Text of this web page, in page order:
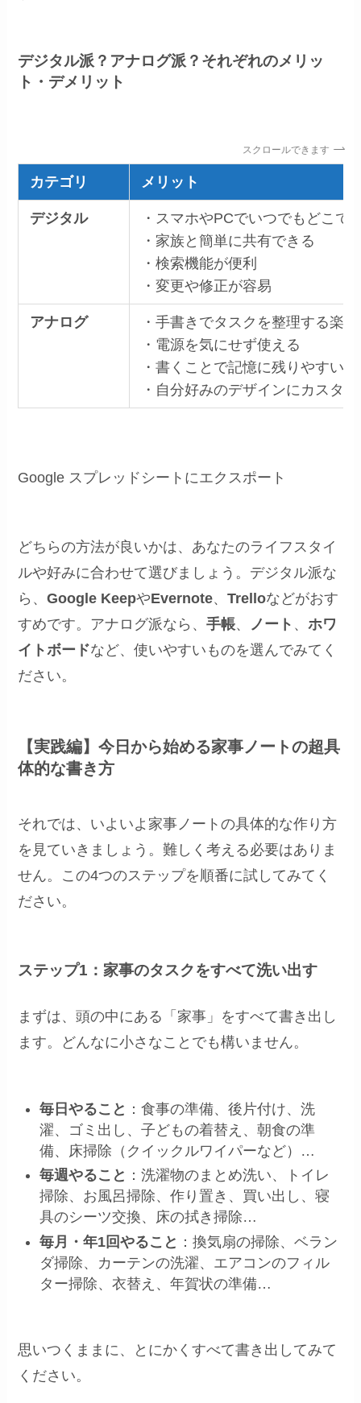
デジタル派？アナログ派？それぞれのメリッ
ト・デメリット
スクロールできます
カテゴリ メリット
デジタル
・スマホやPCでいつでもどこで
・家族と簡単に共有できる
・検索機能が便利
・変更や修正が容易
アナログ
・手書きでタスクを整理する楽
・電源を気にせず使える
・書くことで記憶に残りやすい
・自分好みのデザインにカスタ
Google スプレッドシートにエクスポート
どちらの方法が良いかは、あなたのライフスタイ
ルや好みに合わせて選びましょう。デジタル派な
ら、Google KeepやEvernote、Trelloなどがおす
すめです。アナログ派なら、手帳、 ノート 、ホワ
イトボードなど、使いやすいものを選んでみてく
ださい。
【実践編】今日から始める家事ノートの超具
体的な書き方
それでは、いよいよ家事ノートの具体的な作り方
を見ていきましょう。難しく考える必要はありま
せん。この4つのステップを順番に試してみてく
ださい。
ステップ1：家事のタスクをすべて洗い出す
まずは、頭の中にある「家事」をすべて書き出し
ます。どんなに小さなことでも構いません。
毎日やること ：食事の準備、後片付け、洗
濯、ゴミ出し、子どもの着替え、朝食の準
備、床掃除（クイックルワイパーなど）…
毎週やること ：洗濯物のまとめ洗い、トイレ
掃除、お風呂掃除、作り置き、買い出し、寝
具のシーツ交換、床の拭き掃除…
毎月・年1回やること ：換気扇の掃除、ベラン
ダ掃除、カーテンの洗濯、エアコンのフィル
ター掃除、衣替え、年賀状の準備…
思いつくままに、とにかくすべて書き出してみて
ください。